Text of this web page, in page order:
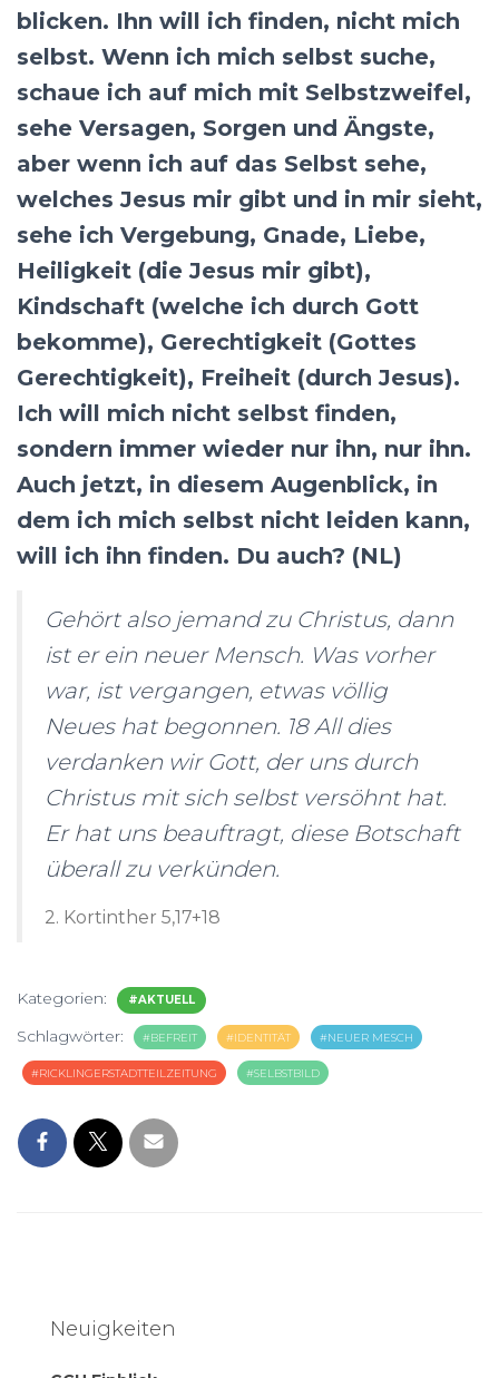
blicken. Ihn will ich finden, nicht mich
selbst. Wenn ich mich selbst suche,
schaue ich auf mich mit Selbstzweifel,
sehe Versagen, Sorgen und Ängste,
aber wenn ich auf das Selbst sehe,
welches Jesus mir gibt und in mir sieht,
sehe ich Vergebung, Gnade, Liebe,
Heiligkeit (die Jesus mir gibt),
Kindschaft (welche ich durch Gott
bekomme), Gerechtigkeit (Gottes
Gerechtigkeit), Freiheit (durch Jesus).
Ich will mich nicht selbst finden,
sondern immer wieder nur ihn, nur ihn.
Auch jetzt, in diesem Augenblick, in
dem ich mich selbst nicht leiden kann,
will ich ihn finden. Du auch? (NL)
Gehört also jemand zu Christus, dann
ist er ein neuer Mensch. Was vorher
war, ist vergangen, etwas völlig
Neues hat begonnen. 18 All dies
verdanken wir Gott, der uns durch
Christus mit sich selbst versöhnt hat.
Er hat uns beauftragt, diese Botschaft
überall zu verkünden.
2. Kortinther 5,17+18
Kategorien: #AKTUELL
Schlagwörter: #BEFREIT #IDENTITÄT #NEUER MESCH
#RICKLINGERSTADTTEILZEITUNG #SELBSTBILD
Neuigkeiten